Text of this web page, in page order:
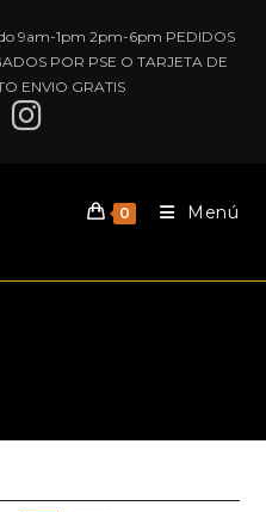
9am-1pm 2pm-6pm PEDIDOS
POR PSE O TARJETA DE
ENVIO GRATIS
0 Menú